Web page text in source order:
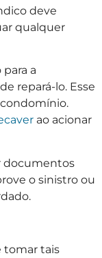
deve
qualquer
a
repará-lo. Esse
ao acionar
documentos
o sinistro ou
tomar tais